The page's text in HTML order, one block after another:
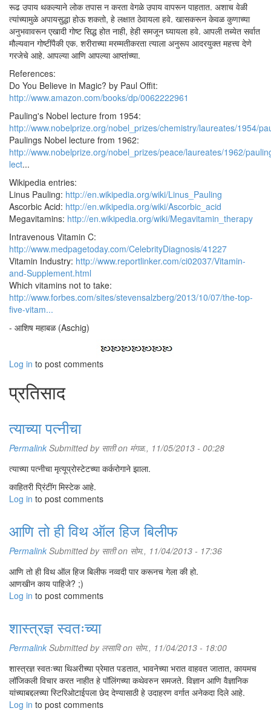
रूढ उपाय थकल्याने लोक तपास न करता वेगळे उपाय वापरून पाहतात. अशाच वेळी
त्यांच्यामुळे अपायसुद्धा होऊ शकतो, हे लक्षात ठेवायला हवे. खासकरून केवळ कुणाच्या
अनुभवावरून एखादी गोष्ट सिद्ध होत नाही, हेही समजून घ्यायला हवे. आपली तब्येत सर्वात
मौल्यवान गोष्टींपैकी एक. शरीराच्या मरम्मतीकरता त्याला अनुरूप आदरयुक्त महत्त्व देणे
गरजेचे आहे. आपल्या आणि आपल्या आप्तांच्या.
References:
Do You Believe in Magic? by Paul Offit:
http://www.amazon.com/books/dp/0062222961
Pauling's Nobel lecture from 1954:
http://www.nobelprize.org/nobel_prizes/chemistry/laureates/1954/
Paulings Nobel lecture from 1962:
http://www.nobelprize.org/nobel_prizes/peace/laureates/1962/
lect...
Wikipedia entries:
Linus Pauling: http://en.wikipedia.org/wiki/Linus_Pauling
Ascorbic Acid: http://en.wikipedia.org/wiki/Ascorbic_acid
Megavitamins: http://en.wikipedia.org/wiki/Megavitamin_therapy
Intravenous Vitamin C:
http://www.medpagetoday.com/CelebrityDiagnosis/41227
Vitamin Industry: http://www.reportlinker.com/ci02037/Vitamin-
and-Supplement.html
Which vitamins not to take:
http://www.forbes.com/sites/stevensalzberg/2013/10/07/the-top-
five-vitam...
- आशिष महाबळ (Aschig)
Log in to post comments
प्रतिसाद
त्याच्या पत्नीचा
Permalink Submitted by सातीon मंगळ., 11/05/2013 - 00:28
त्याच्या पत्नीचा मृत्यूप्रोस्टेटच्या कर्करोगाने झाला.
काहितरी प्रिंटींग मिस्टेक आहे.
Log in to post comments
आणि तो ही विथ ऑल हिज बिलीफ
Permalink Submitted by सातीon सोम., 11/04/2013 - 17:36
आणि तो ही विथ ऑल हिज बिलीफ नव्वदी पार करूनच गेला की हो.
आणखीन काय पाहिजे? ;)
Log in to post comments
शास्त्रज्ञ स्वतःच्या
Permalink Submitted by लसाविon सोम., 11/04/2013 - 18:00
शास्त्रज्ञ स्वतःच्या थिअरीच्या प्रेमात पडतात, भावनेच्या भरात वाहवत जातात, कायमच
लॉजिकली विचार करत नाहीत हे पॉलिंगच्या कथेवरुन समजते. विज्ञान आणि वैज्ञानिक
यांच्याबद्दलच्या स्टिरिओटाईपला छेद देण्यासाठी हे उदाहरण वर्गात अनेकदा दिले आहे.
Log in to post comments